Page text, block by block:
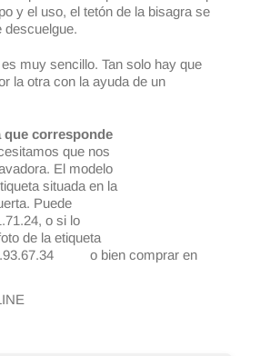
y el uso, el tetón de la bisagra se
descuelgue.
muy sencillo. Tan solo hay que
la otra con la ayuda de un
que corresponde
que nos
El modelo
situada en la
Puede
o si lo
de la etiqueta
o bien comprar en